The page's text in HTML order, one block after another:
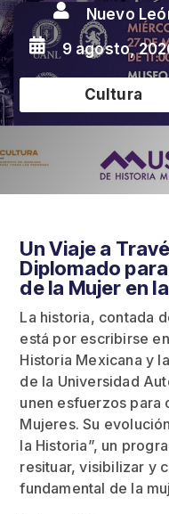
 Nuevo
 9 agosto,
Cultura
Un Viaje a
Diplomado
de la Mujer en
La historia, contada
está por escribirse
Historia Mexicana y
de la Universidad
unen esfuerzos para
Mujeres. Su
la Historia”, un
resituar, visibilizar y
fundamental de la